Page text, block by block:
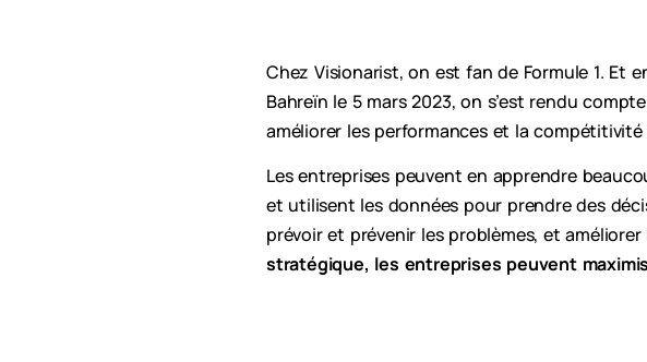
Chez Visionarist, on est fan de Formule 1. Et
Bahreïn le 5 mars 2023, on s’est rendu
améliorer les performances et la
Les entreprises peuvent en apprendre
et utilisent les données pour prendre des
prévoir et prévenir les problèmes, et améliorer
stratégique, les entreprises peuvent